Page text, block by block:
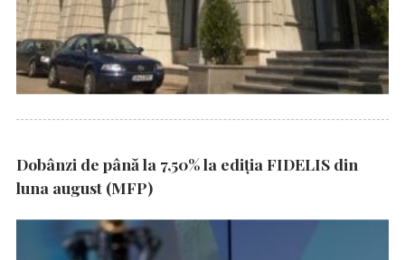
Dobânzi de până la 7,50% la ediția FIDELIS din
luna august (MFP)